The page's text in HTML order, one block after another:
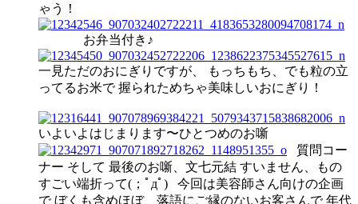
ゃう！
お弁当付き♪
一見ただのおにぎりですが、 もっちもち、でも粒の立
ってるお米で 握られためちゃ美味しいおにぎり！
いよいよはじまります〜ひとつめのお噺
質問コー
ナー そして 最後のお噺、文七元結 すいません、もの
すごい端折って(；ﾟдﾟ) 今回は美容師さん向けの企画
で ぼくも含めほぼ、落語にご縁のないお客さんで 年代